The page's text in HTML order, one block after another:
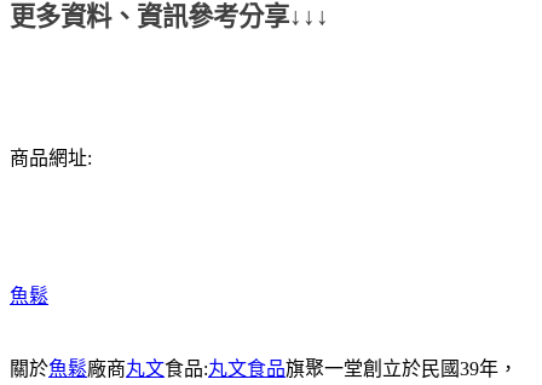
更多資料、資訊參考分享↓↓↓
商品網址:
魚鬆
關於魚鬆廠商丸文食品:丸文食品旗聚一堂創立於民國39年，